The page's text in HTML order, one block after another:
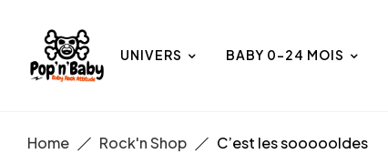
UNIVERS BABY 0-24 MOIS
Home Rock'n Shop C’est les soooooldes